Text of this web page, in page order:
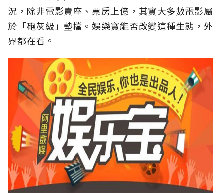
況，除非電影賣座、票房上億，其實大多數電影屬
於「砲灰級」墊檔。娛樂寶能否改變這種生態，外
界都在看。